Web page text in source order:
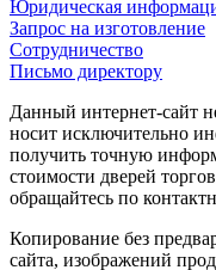
Юридическая
Запрос на изготовление
Сотрудничество
Письмо директору
Данный интернет-сайт
носит исключительно
получить точную
стоимости дверей
обращайтесь по
Копирование без
сайта, изображений